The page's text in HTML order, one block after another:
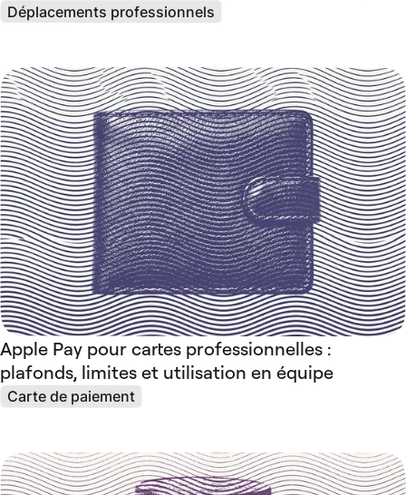
Déplacements professionnels
Apple Pay pour cartes professionnelles :
plafonds, limites et utilisation en équipe
Carte de paiement